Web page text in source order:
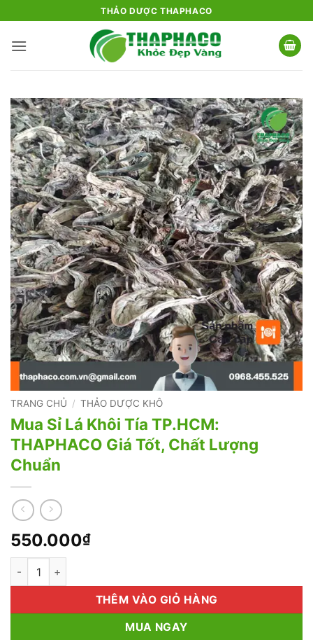
qua
nội
THẢO DƯỢC THAPHACO
TRANG CHỦ / THẢO DƯỢC KHÔ
Mua Sỉ Lá Khôi Tía TP.HCM:
THAPHACO Giá Tốt, Chất Lượng
Chuẩn
550.000₫
Mua Sỉ Lá Khôi Tía TP.HCM: THAPHACO Giá Tốt, Chất Lượng
THÊM VÀO GIỎ HÀNG
MUA NGAY